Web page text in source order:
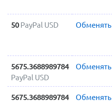
50 PayPal USD Обменять
5675.3688989784
PayPal USD
Обменять
5675.3688989784
Обменять